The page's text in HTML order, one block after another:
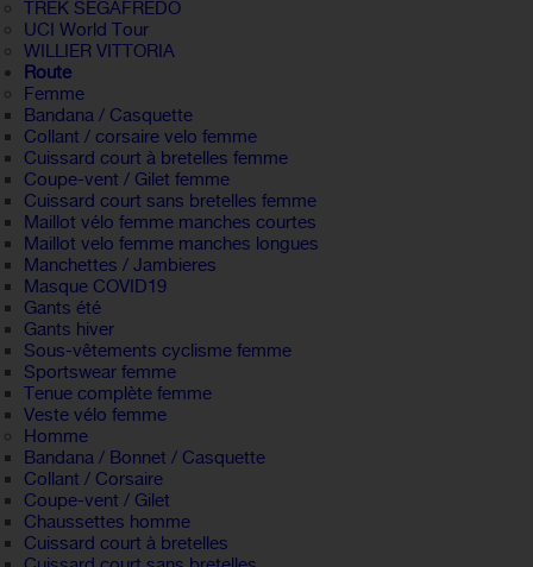
TREK SEGAFREDO
UCI World Tour
WILLIER VITTORIA
Route
Femme
Bandana / Casquette
Collant / corsaire velo femme
Cuissard court à bretelles femme
Coupe-vent / Gilet femme
Cuissard court sans bretelles femme
Maillot vélo femme manches courtes
Maillot velo femme manches longues
Manchettes / Jambieres
Masque COVID19
Gants été
Gants hiver
Sous-vêtements cyclisme femme
Sportswear femme
Tenue complète femme
Veste vélo femme
Homme
Bandana / Bonnet / Casquette
Collant / Corsaire
Coupe-vent / Gilet
Chaussettes homme
Cuissard court à bretelles